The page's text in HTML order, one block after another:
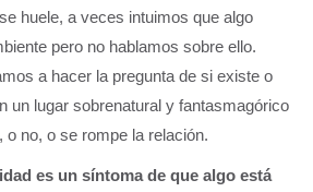
huele, a veces intuimos que algo
pero no hablamos sobre ello.
a hacer la pregunta de si existe o
un lugar sobrenatural y fantasmagórico
o no, o se rompe la relación.
es un síntoma de que algo está